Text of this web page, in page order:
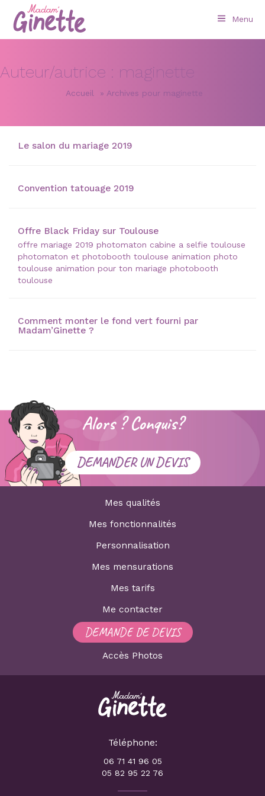
Menu
Auteur/autrice : maginette
Accueil » Archives pour maginette
Le salon du mariage 2019
Convention tatouage 2019
Offre Black Friday sur Toulouse
offre mariage 2019 photomaton cabine a selfie toulouse
photomaton et photobooth toulouse animation photo
toulouse animation pour ton mariage photobooth
toulouse
Comment monter le fond vert fourni par
Madam’Ginette ?
Alors ? Conquis?
DEMANDER UN DEVIS
Mes qualités
Mes fonctionnalités
Personnalisation
Mes mensurations
Mes tarifs
Me contacter
DEMANDE DE DEVIS
Accès Photos
Téléphone:
06 71 41 96 05
05 82 95 22 76